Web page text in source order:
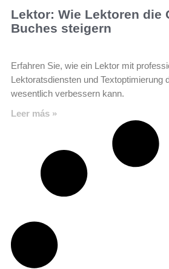
Lektor: Wie Lektoren die
Buches steigern
Erfahren Sie, wie ein Lektor mit
Lektoratsdiensten und Textoptimierung
wesentlich verbessern kann.
Leer más »